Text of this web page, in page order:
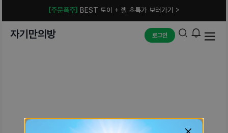
[주문폭주] BEST 토이 + 젤 초특가 보러가기 >
자기만의방 로그인